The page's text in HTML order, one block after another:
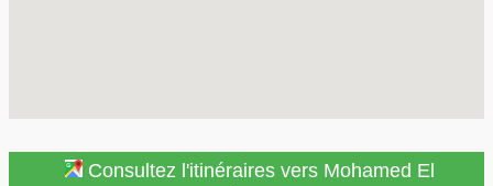
Consultez l'itinéraires vers Mohamed El